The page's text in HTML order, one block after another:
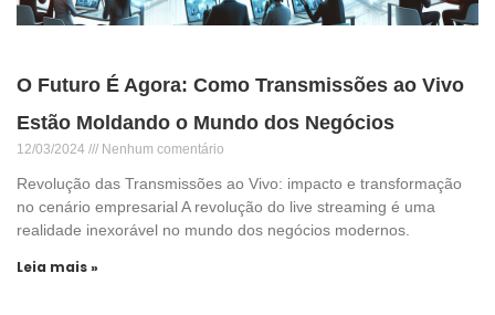
O Futuro É Agora: Como Transmissões ao Vivo
Estão Moldando o Mundo dos Negócios
12/03/2024 Nenhum comentário
Revolução das Transmissões ao Vivo: impacto e transformação
no cenário empresarial A revolução do live streaming é uma
realidade inexorável no mundo dos negócios modernos.
Leia mais »